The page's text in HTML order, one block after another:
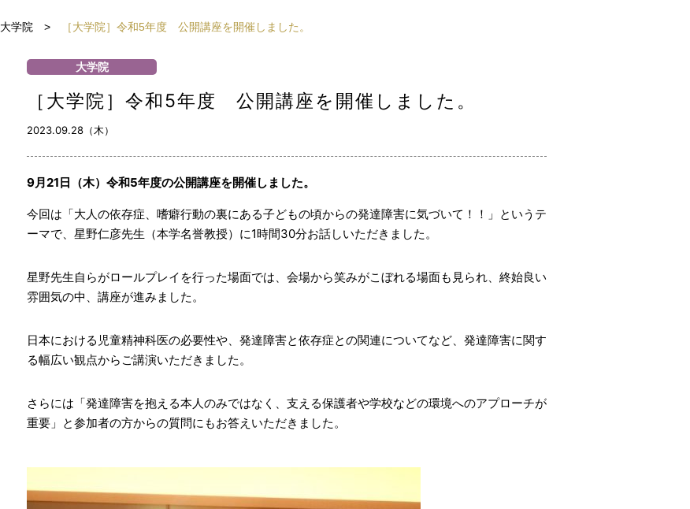
大学院 > ［大学院］令和5年度 公開講座を開催しました。
大学院
［大学院］令和5年度 公開講座を開催しました。
2023.09.28（木）
9月21日（木）令和5年度の公開講座を開催しました。
今回は「大人の依存症、嗜癖行動の裏にある子どもの頃からの発達障害に気づいて！！」というテ
ーマで、星野仁彦先生（本学名誉教授）に1時間30分お話しいただきました。
星野先生自らがロールプレイを行った場面では、会場から笑みがこぼれる場面も見られ、終始良い
雰囲気の中、講座が進みました。
日本における児童精神科医の必要性や、発達障害と依存症との関連についてなど、発達障害に関す
る幅広い観点からご講演いただきました。
さらには「発達障害を抱える本人のみではなく、支える保護者や学校などの環境へのアプローチが
重要」と参加者の方からの質問にもお答えいただきました。